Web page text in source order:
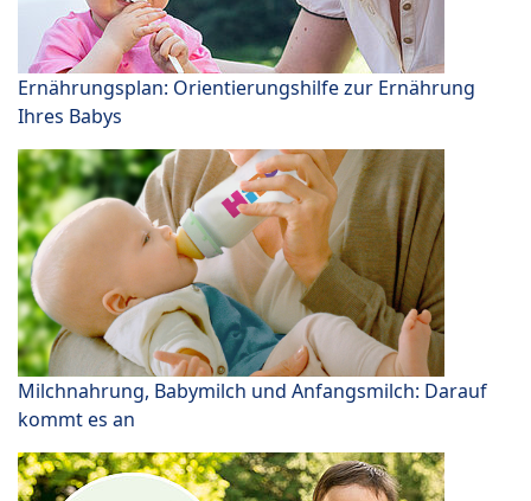
Ernährungsplan: Orientierungshilfe zur Ernährung
Ihres Babys
Milchnahrung, Babymilch und Anfangsmilch: Darauf
kommt es an